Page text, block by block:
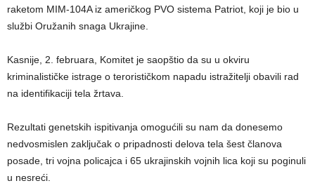
raketom MIM-104A iz američkog PVO sistema Patriot, koji je bio u
službi Oružanih snaga Ukrajine.
Kasnije, 2. februara, Komitet je saopštio da su u okviru
kriminalističke istrage o terorističkom napadu istražitelji obavili rad
na identifikaciji tela žrtava.
Rezultati genetskih ispitivanja omogućili su nam da donesemo
nedvosmislen zaključak o pripadnosti delova tela šest članova
posade, tri vojna policajca i 65 ukrajinskih vojnih lica koji su poginuli
u nesreći.